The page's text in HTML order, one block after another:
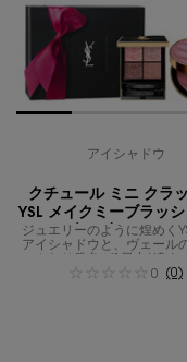
アイシャドウ
クチュール ミニ クラ
YSL メイクミーブラッ
ダー ギフトセッ
ジュエリーのように煌めく
アイシャドウと、ヴェール
チークのカラーメイクセ
0 (0)